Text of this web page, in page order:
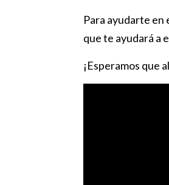
Para ayudarte en
que te ayudará a
¡Esperamos que